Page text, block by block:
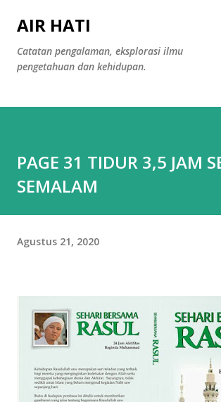
AIR HATI
Catatan pengalaman, eksplorasi ilmu
pengetahuan dan kehidupan.
PAGE 31 TIDUR 3,5 JAM
SEMALAM
Agustus 21, 2020